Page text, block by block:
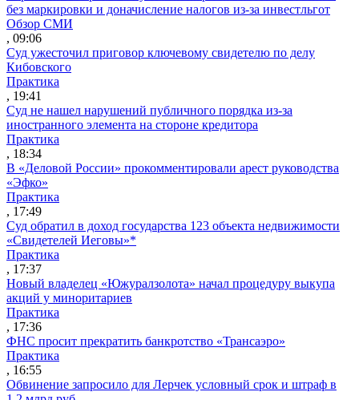
без маркировки и доначисление налогов из-за инвестльгот
Обзор СМИ
, 09:06
Суд ужесточил приговор ключевому свидетелю по делу
Кибовского
Практика
, 19:41
Суд не нашел нарушений публичного порядка из-за
иностранного элемента на стороне кредитора
Практика
, 18:34
В «Деловой России» прокомментировали арест руководства
«Эфко»
Практика
, 17:49
Суд обратил в доход государства 123 объекта недвижимости
«Свидетелей Иеговы»*
Практика
, 17:37
Новый владелец «Южуралзолота» начал процедуру выкупа
акций у миноритариев
Практика
, 17:36
ФНС просит прекратить банкротство «Трансаэро»
Практика
, 16:55
Обвинение запросило для Лерчек условный срок и штраф в